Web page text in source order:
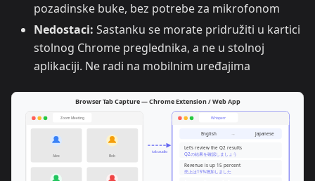
pozadinske buke, bez potrebe za mikrofonom
Nedostaci: Sastanku se morate pridružiti u kartici
stolnog Chrome preglednika, a ne u stolnoj
aplikaciji. Ne radi na mobilnim uređajima